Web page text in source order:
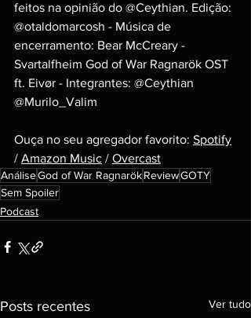
feitos na opinião do @Ceythian. Edição:
@otaldomarcosh - Música de
encerramento: Bear McCreary -
Svartalfheim God of War Ragnarök OST
ft. Eivør - Integrantes: @Ceythian
@Murilo_Valim
Ouça no seu agregador favorito: Spotify
/ Amazon Music / Overcast
AnáliseGod of War RagnarökReviewGOTY
Sem Spoiler
Podcast
Posts recentes Ver tudo